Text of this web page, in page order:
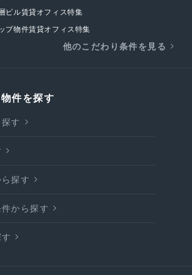
ビル賃貸オフィス特集
プ物件賃貸オフィス特集
他のこだわり条件を見る
件を探す
す
探す
から探す